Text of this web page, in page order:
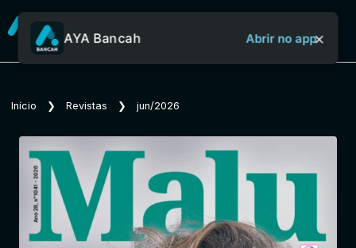
Sobre o Aya Bancah
Início
Revistas
AYA Bancah Abrir no app×
Início ❯ Revistas ❯ jun/2026